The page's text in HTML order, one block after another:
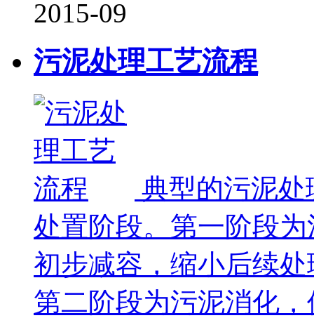
2015-09
污泥处理工艺流程
典型的污泥
处置阶段。第一阶段
初步减容，缩小后续
第二阶段为污泥消化